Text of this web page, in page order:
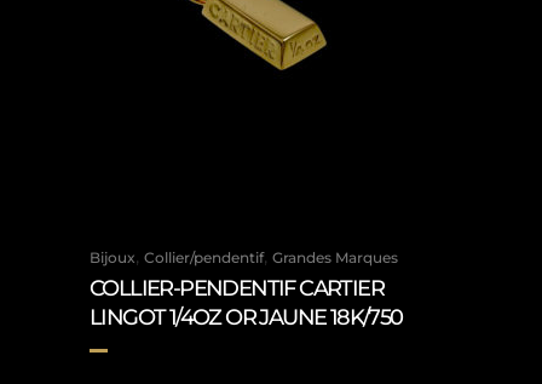
Bijoux, Collier/pendentif, Grandes Marques
COLLIER-PENDENTIF CARTIER
LINGOT 1/4OZ OR JAUNE 18K/750